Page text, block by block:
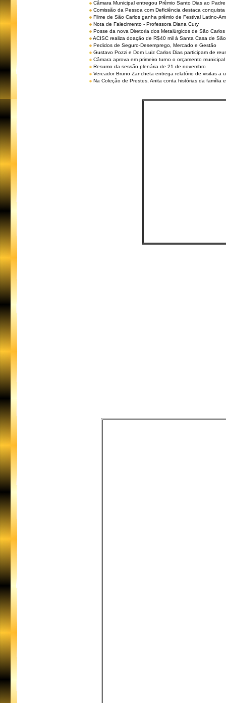
Câmara Municipal entregou Prêmio Santo Dias ao
Comissão da Pessoa com Deficiência destaca
Filme de São Carlos ganha prêmio de Festival Latino-
Nota de Falecimento - Professora Diana Cury
Posse da nova Diretoria dos Metalúrgicos de São
ACISC realiza doação de R$40 mil à Santa Casa de
Pedidos de Seguro-Desemprego, Mercado e Gestão
Gustavo Pozzi e Dom Luiz Carlos Dias participam de
Câmara aprova em primeiro turno o orçamento
Resumo da sessão plenária de 21 de novembro
Vereador Bruno Zancheta entrega relatório de visitas a
Na Coleção de Prestes, Anita conta histórias da família